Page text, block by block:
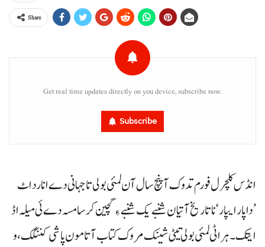
Share
Get real time updates directly on you device, subscribe now.
Subscribe
انڈس کلچرل فورم تدوک آ پنچ سال آن لمئی بولی تا جہانی دے انا رد اٹ
’داپار ایپار‘ نا تاریخ آتیان شنبے یک شنبے ءِ گچین کرسا مسہ دے ئی میلہ اڈ
ایتک۔ ہراٹی لمئی بولی تیٹی شینک مروک کتاب آتا مون پاشی کننگک، و